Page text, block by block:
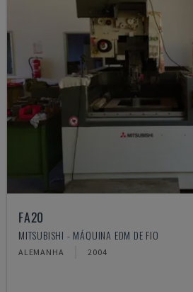
FA20
MITSUBISHI - MÁQUINA EDM DE FIO
ALEMANHA 2004